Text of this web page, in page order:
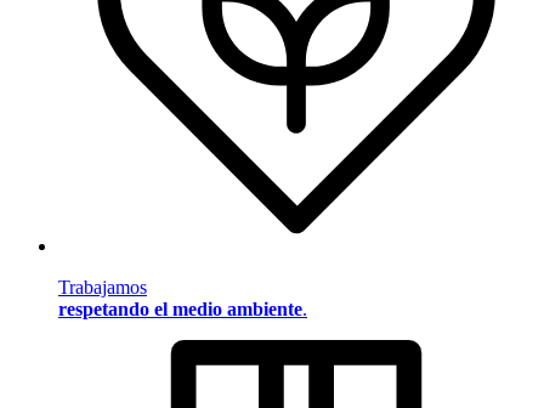
Trabajamos
respetando el medio ambiente.